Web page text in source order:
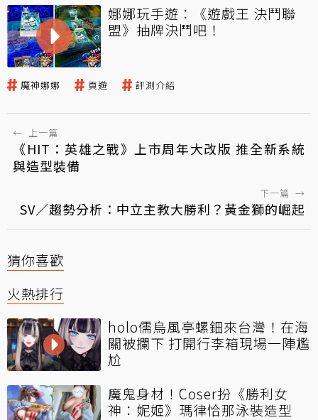
娜娜玩手遊：《遊戲王 決鬥聯
盟》抽牌決鬥吧！
魔神娜娜 頁遊 評測介紹
← 上一篇
《HIT：英雄之戰》上市周年大改版 推全新系統
與造型裝備
下一篇 →
SV／趨勢分析：中立主教大勝利？黃金獅的崛起
猜你喜歡
火熱排行
holo儒烏風亭螺鈿來台灣！在海
關被攔下 打開行李箱現場一陣尷
尬
魔鬼身材！Coser扮《勝利女
神：妮姬》瑪律恰那泳裝造型